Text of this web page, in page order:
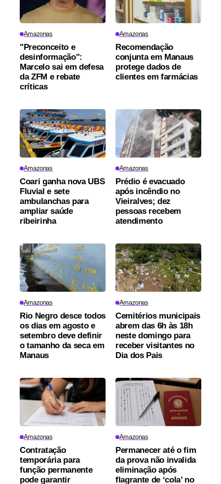
Amazonas
"Preconceito e
desinformação":
Marcelo sai em defesa
da ZFM e rebate
críticas
Amazonas
Recomendação
conjunta em Manaus
protege dados de
clientes em farmácias
Amazonas
Coari ganha nova UBS
Fluvial e sete
ambulanchas para
ampliar saúde
ribeirinha
Amazonas
Prédio é evacuado
após incêndio no
Vieiralves; dez
pessoas recebem
atendimento
Amazonas
Rio Negro desce todos
os dias em agosto e
setembro deve definir
o tamanho da seca em
Manaus
Amazonas
Cemitérios municipais
abrem das 6h às 18h
neste domingo para
receber visitantes no
Dia dos Pais
Amazonas
Contratação
temporária para
função permanente
pode garantir
Amazonas
Permanecer até o fim
da prova não invalida
eliminação após
flagrante de ‘cola’ no